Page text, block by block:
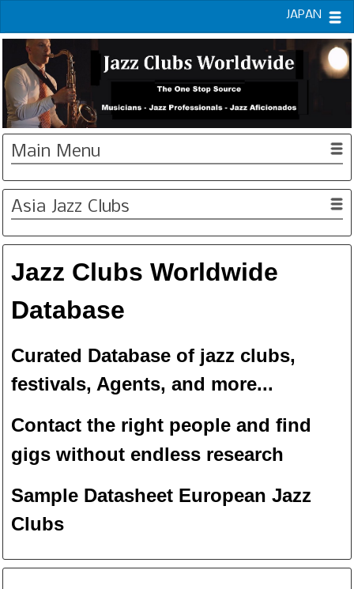
JAPAN
Main Menu
Asia Jazz Clubs
Jazz Clubs Worldwide
Database
Curated Database of jazz clubs,
festivals, Agents, and more...
Contact the right people and find
gigs without endless research
Sample Datasheet European Jazz
Clubs